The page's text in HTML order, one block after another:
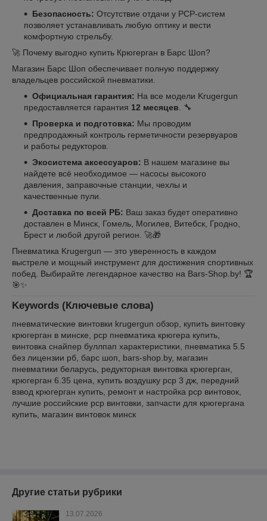
Безопасность: Отсутствие отдачи у PCP-систем
позволяет устанавливать любую оптику и вести
комфортную стрельбу.
🚀 Почему выгодно купить Крюгерган в Барс Шоп?
Магазин Барс Шоп обеспечивает полную поддержку
владельцев российской пневматики.
Официальная гарантия: На все модели Krugergun
предоставляется гарантия 12 месяцев . 🔧
Проверка и подготовка: Мы проводим
предпродажный контроль герметичности резервуаров
и работы редукторов.
Экосистема аксессуаров: В нашем магазине вы
найдете всё необходимое — насосы высокого
давления, заправочные станции, чехлы и
качественные пули.
Доставка по всей РБ: Ваш заказ будет оперативно
доставлен в Минск, Гомель, Могилев, Витебск, Гродно,
Брест и любой другой регион. 🚀🎁
Пневматика Krugergun — это уверенность в каждом
выстреле и мощный инструмент для достижения спортивных
побед. Выбирайте легендарное качество на Bars-Shop.by! 🏆
🎯✨
Keywords (Ключевые слова)
пневматические винтовки krugergun обзор, купить винтовку
крюгерган в минске, pcp пневматика крюгера купить,
винтовка снайпер буллпап характеристики, пневматика 5.5
без лицензии рб, барс шоп, bars-shop.by, магазин
пневматики беларусь, редукторная винтовка крюгерган,
крюгерган 6.35 цена, купить воздушку pcp 3 дж, передний
взвод крюгерган купить, ремонт и настройка pcp винтовок,
лучшие российские pcp винтовки, запчасти для крюгергана
купить, магазин винтовок минск
Другие статьи рубрики
13.07.2026